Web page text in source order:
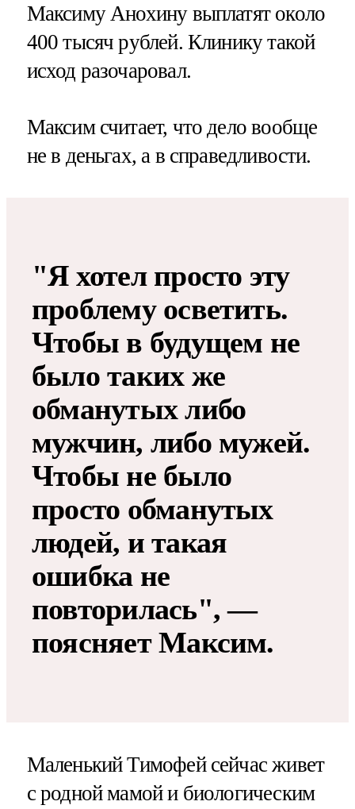
Максиму Анохину выплатят около
400 тысяч рублей. Клинику такой
исход разочаровал.
Максим считает, что дело вообще
не в деньгах, а в справедливости.
"Я хотел просто эту
проблему осветить.
Чтобы в будущем не
было таких же
обманутых либо
мужчин, либо мужей.
Чтобы не было
просто обманутых
людей, и такая
ошибка не
повторилась", —
поясняет Максим.
Маленький Тимофей сейчас живет
с родной мамой и биологическим